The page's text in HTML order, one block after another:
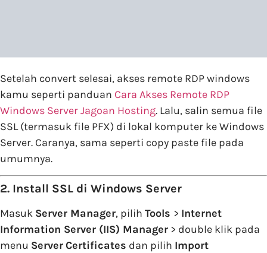
Setelah convert selesai, akses remote RDP windows
kamu seperti panduan Cara Akses Remote RDP
Windows Server Jagoan Hosting. Lalu, salin semua file
SSL (termasuk file PFX) di lokal komputer ke Windows
Server. Caranya, sama seperti copy paste file pada
umumnya.
2. Install SSL di Windows Server
Masuk Server Manager, pilih Tools > Internet
Information Server (IIS) Manager > double klik pada
menu ServerCertificates dan pilih Import